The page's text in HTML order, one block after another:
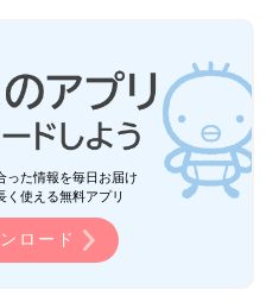
った情報を毎日お届け
使える無料アプリ
ロード